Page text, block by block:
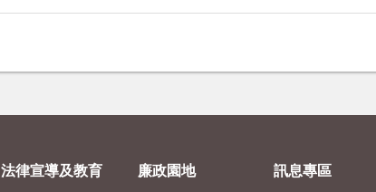
法律宣導及教育 廉政園地 訊息專區